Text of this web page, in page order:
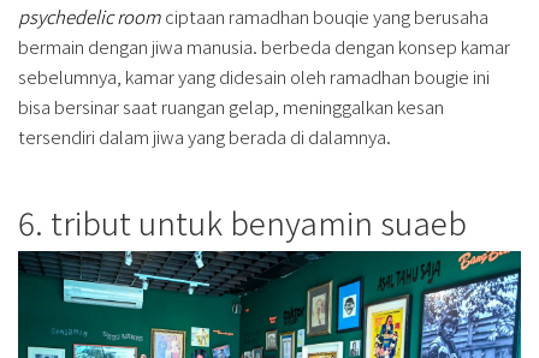
psychedelic roomciptaan ramadhan bouqie yang berusaha
bermain dengan jiwa manusia. berbeda dengan konsep kamar
sebelumnya, kamar yang didesain oleh ramadhan bougie ini
bisa bersinar saat ruangan gelap, meninggalkan kesan
tersendiri dalam jiwa yang berada di dalamnya.
6. tribut untuk benyamin suaeb